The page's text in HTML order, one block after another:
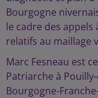
Bourgogne
le cadre des appels
relatifs au maillage
Marc Fesneau est
Patriarche à
Bourgogne-